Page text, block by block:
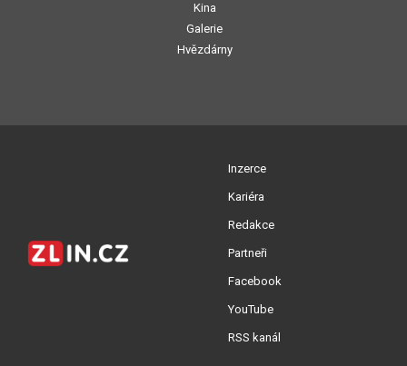
Kina
Galerie
Hvězdárny
Inzerce
Kariéra
Redakce
Partneři
Facebook
YouTube
RSS kanál